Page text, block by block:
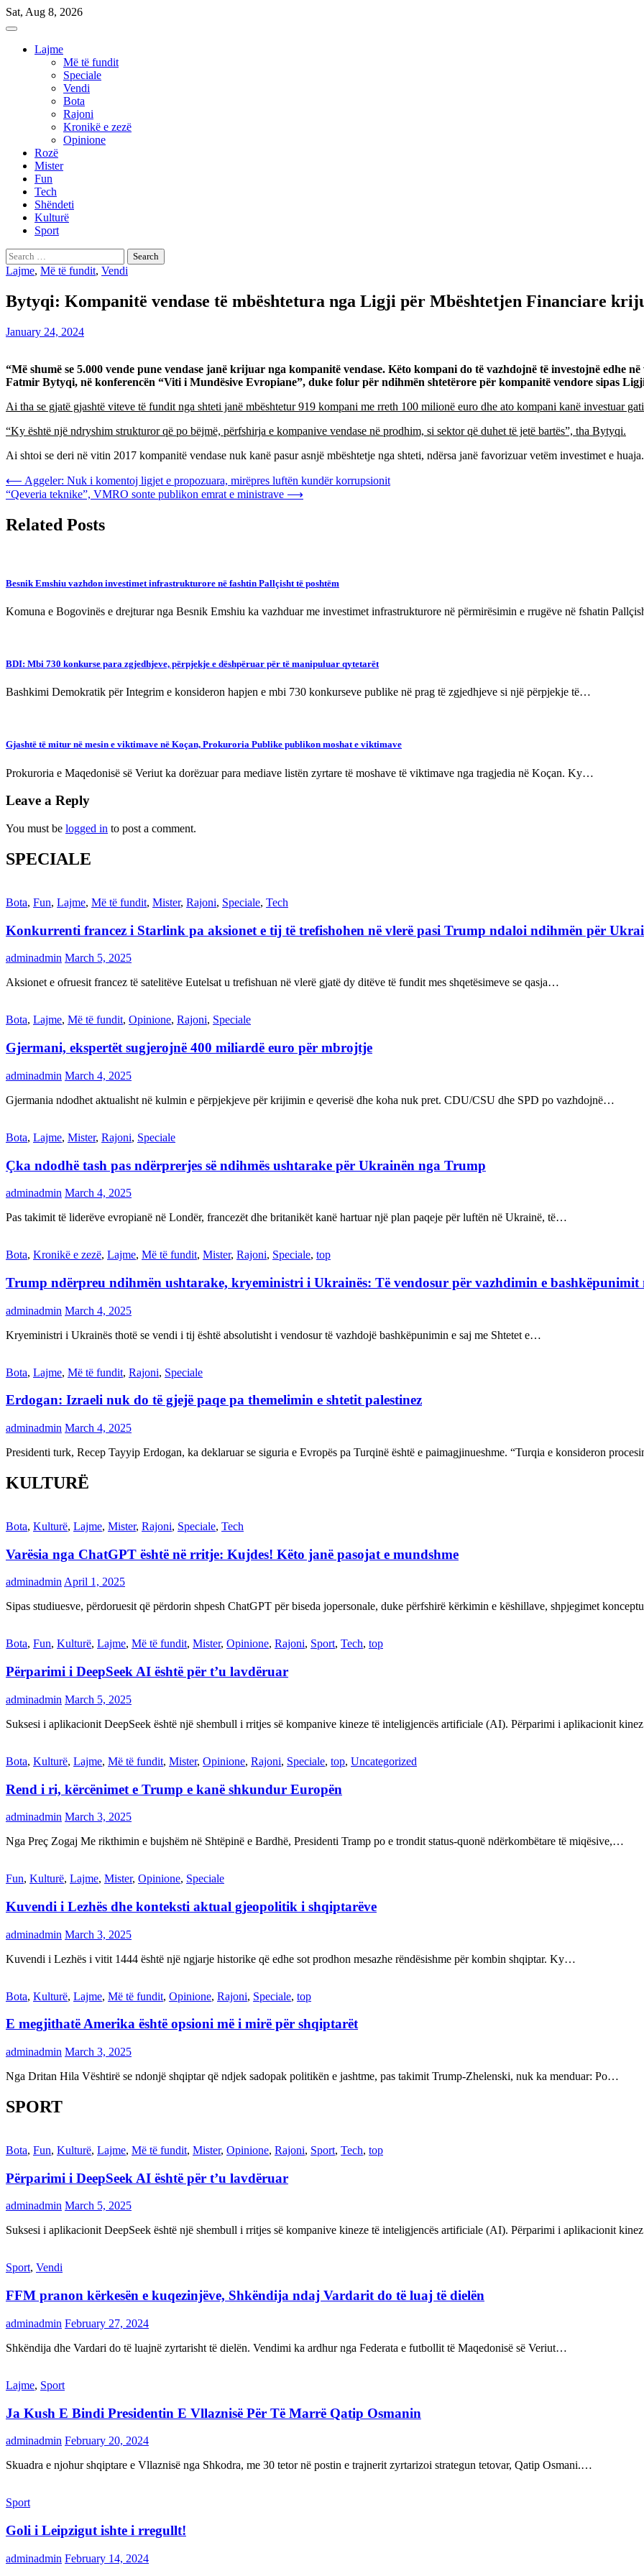
Skip
to
Sat, Aug 8, 2026
Lajme
Më të fundit
Speciale
Vendi
Bota
Rajoni
Kronikë e zezë
Opinione
Rozë
Mister
Fun
Tech
Shëndeti
Kulturë
Sport
Search
for:
Lajme, Më të fundit, Vendi
Bytyqi: Kompanitë vendase të mbështetura nga Ligji për Mbështetjen Financiare
January 24, 2024
“Më shumë se 5.000 vende pune vendase janë krijuar nga kompanitë vendase. Këto kompani do të vazhdojnë të investojnë edhe
Fatmir Bytyqi, në konferencën “Viti i Mundësive Evropiane”, duke folur për ndihmën shtetërore për kompanitë vendore sipas
Ai tha se gjatë gjashtë viteve të fundit nga shteti janë mbështetur 919 kompani me rreth 100 milionë euro dhe ato kompani kanë investuar
“Ky është një ndryshim strukturor që po bëjmë, përfshirja e kompanive vendase në prodhim, si sektor që duhet të jetë bartës”, tha Bytyqi.
Ai shtoi se deri në vitin 2017 kompanitë vendase nuk kanë pasur asnjë mbështetje nga shteti, ndërsa janë favorizuar vetëm investimet e huaja.
Post
navigation
⟵ Aggeler: Nuk i komentoj ligjet e propozuara, mirëpres luftën kundër korrupsionit
“Qeveria teknike”, VMRO sonte publikon emrat e ministrave ⟶
Related Posts
Besnik Emshiu vazhdon investimet infrastrukturore në fashtin Pallçisht të poshtëm
Komuna e Bogovinës e drejturar nga Besnik Emshiu ka vazhduar me investimet infrastrukturore në përmirësimin e rrugëve në fshatin
BDI: Mbi 730 konkurse para zgjedhjeve, përpjekje e dëshpëruar për të manipuluar qytetarët
Bashkimi Demokratik për Integrim e konsideron hapjen e mbi 730 konkurseve publike në prag të zgjedhjeve si një përpjekje të…
Gjashtë të mitur në mesin e viktimave në Koçan, Prokuroria Publike publikon moshat e viktimave
Prokuroria e Maqedonisë së Veriut ka dorëzuar para mediave listën zyrtare të moshave të viktimave nga tragjedia në Koçan. Ky…
Leave a Reply
You must be logged in to post a comment.
SPECIALE
Bota, Fun, Lajme, Më të fundit, Mister, Rajoni, Speciale, Tech
Konkurrenti francez i Starlink pa aksionet e tij të trefishohen në vlerë pasi Trump ndaloi ndihmën për
adminadmin March 5, 2025
Aksionet e ofruesit francez të satelitëve Eutelsat u trefishuan në vlerë gjatë dy ditëve të fundit mes shqetësimeve se qasja…
Bota, Lajme, Më të fundit, Opinione, Rajoni, Speciale
Gjermani, ekspertët sugjerojnë 400 miliardë euro për mbrojtje
adminadmin March 4, 2025
Gjermania ndodhet aktualisht në kulmin e përpjekjeve për krijimin e qeverisë dhe koha nuk pret. CDU/CSU dhe SPD po vazhdojnë…
Bota, Lajme, Mister, Rajoni, Speciale
Çka ndodhë tash pas ndërprerjes së ndihmës ushtarake për Ukrainën nga Trump
adminadmin March 4, 2025
Pas takimit të liderëve evropianë në Londër, francezët dhe britanikët kanë hartuar një plan paqeje për luftën në Ukrainë, të…
Bota, Kronikë e zezë, Lajme, Më të fundit, Mister, Rajoni, Speciale, top
Trump ndërpreu ndihmën ushtarake, kryeministri i Ukrainës: Të vendosur për vazhdimin e bashkëpunimit
adminadmin March 4, 2025
Kryeministri i Ukrainës thotë se vendi i tij është absolutisht i vendosur të vazhdojë bashkëpunimin e saj me Shtetet e…
Bota, Lajme, Më të fundit, Rajoni, Speciale
Erdogan: Izraeli nuk do të gjejë paqe pa themelimin e shtetit palestinez
adminadmin March 4, 2025
Presidenti turk, Recep Tayyip Erdogan, ka deklaruar se siguria e Evropës pa Turqinë është e paimagjinueshme. “Turqia e konsideron
KULTURË
Bota, Kulturë, Lajme, Mister, Rajoni, Speciale, Tech
Varësia nga ChatGPT është në rritje: Kujdes! Këto janë pasojat e mundshme
adminadmin April 1, 2025
Sipas studiuesve, përdoruesit që përdorin shpesh ChatGPT për biseda jopersonale, duke përfshirë kërkimin e këshillave, shpjegimet
Bota, Fun, Kulturë, Lajme, Më të fundit, Mister, Opinione, Rajoni, Sport, Tech, top
Përparimi i DeepSeek AI është për t’u lavdëruar
adminadmin March 5, 2025
Suksesi i aplikacionit DeepSeek është një shembull i rritjes së kompanive kineze të inteligjencës artificiale (AI). Përparimi i aplikacionit
Bota, Kulturë, Lajme, Më të fundit, Mister, Opinione, Rajoni, Speciale, top, Uncategorized
Rend i ri, kërcënimet e Trump e kanë shkundur Europën
adminadmin March 3, 2025
Nga Preç Zogaj Me rikthimin e bujshëm në Shtëpinë e Bardhë, Presidenti Tramp po e trondit status-quonë ndërkombëtare të miqësive,…
Fun, Kulturë, Lajme, Mister, Opinione, Speciale
Kuvendi i Lezhës dhe konteksti aktual gjeopolitik i shqiptarëve
adminadmin March 3, 2025
Kuvendi i Lezhës i vitit 1444 është një ngjarje historike që edhe sot prodhon mesazhe rëndësishme për kombin shqiptar. Ky…
Bota, Kulturë, Lajme, Më të fundit, Opinione, Rajoni, Speciale, top
E megjithatë Amerika është opsioni më i mirë për shqiptarët
adminadmin March 3, 2025
Nga Dritan Hila Vështirë se ndonjë shqiptar që ndjek sadopak politikën e jashtme, pas takimit Trump-Zhelenski, nuk ka menduar: Po…
SPORT
Bota, Fun, Kulturë, Lajme, Më të fundit, Mister, Opinione, Rajoni, Sport, Tech, top
Përparimi i DeepSeek AI është për t’u lavdëruar
adminadmin March 5, 2025
Suksesi i aplikacionit DeepSeek është një shembull i rritjes së kompanive kineze të inteligjencës artificiale (AI). Përparimi i aplikacionit
Sport, Vendi
FFM pranon kërkesën e kuqezinjëve, Shkëndija ndaj Vardarit do të luaj të dielën
adminadmin February 27, 2024
Shkëndija dhe Vardari do të luajnë zyrtarisht të dielën. Vendimi ka ardhur nga Federata e futbollit të Maqedonisë së Veriut…
Lajme, Sport
Ja Kush E Bindi Presidentin E Vllaznisë Për Të Marrë Qatip Osmanin
adminadmin February 20, 2024
Skuadra e njohur shqiptare e Vllaznisë nga Shkodra, me 30 tetor në postin e trajnerit zyrtarizoi strategun tetovar, Qatip Osmani.…
Sport
Goli i Leipzigut ishte i rregullt!
adminadmin February 14, 2024